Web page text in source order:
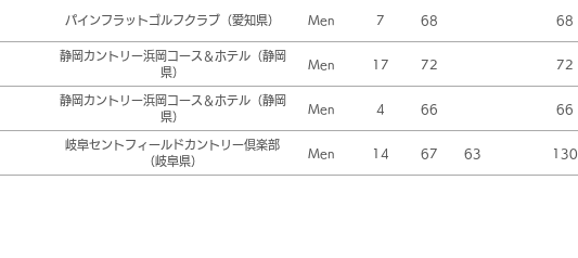
パインフラットゴルフクラブ（愛知県） Men 7 68 68
静岡カントリー浜岡コース＆ホテル（静岡
県）
Men 17 72 72
静岡カントリー浜岡コース＆ホテル（静岡
県）
Men 4 66 66
岐阜セントフィールドカントリー倶楽部
（岐阜県）
Men 14 67 63 130